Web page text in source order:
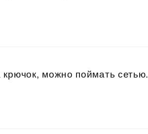
можно поймать сетью.